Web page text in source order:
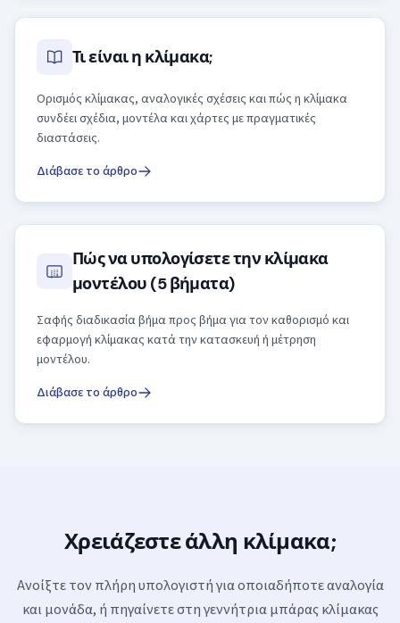
Τι είναι η κλίμακα;
Ορισμός κλίμακας, αναλογικές σχέσεις και πώς η κλίμακα
συνδέει σχέδια, μοντέλα και χάρτες με πραγματικές
διαστάσεις.
Διάβασε το άρθρο
Πώς να υπολογίσετε την κλίμακα
μοντέλου (5 βήματα)
Σαφής διαδικασία βήμα προς βήμα για τον καθορισμό και
εφαρμογή κλίμακας κατά την κατασκευή ή μέτρηση
μοντέλου.
Διάβασε το άρθρο
Χρειάζεστε άλλη κλίμακα;
Ανοίξτε τον πλήρη υπολογιστή για οποιαδήποτε αναλογία
και μονάδα, ή πηγαίνετε στη γεννήτρια μπάρας κλίμακας